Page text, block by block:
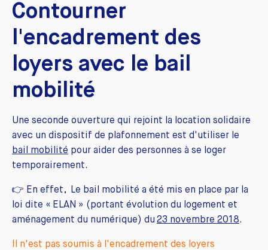
Contourner
l'encadrement des
loyers avec le bail
mobilité
Une seconde ouverture qui rejoint la location solidaire
avec un dispositif de plafonnement est d'utiliser le
bail mobilité pour aider des personnes à se loger
temporairement.
👉 En effet, Le bail mobilité a été mis en place par la
loi dite « ELAN » (portant évolution du logement et
aménagement du numérique) du 23 novembre 2018.
Il n'est pas soumis à l'encadrement des loyers